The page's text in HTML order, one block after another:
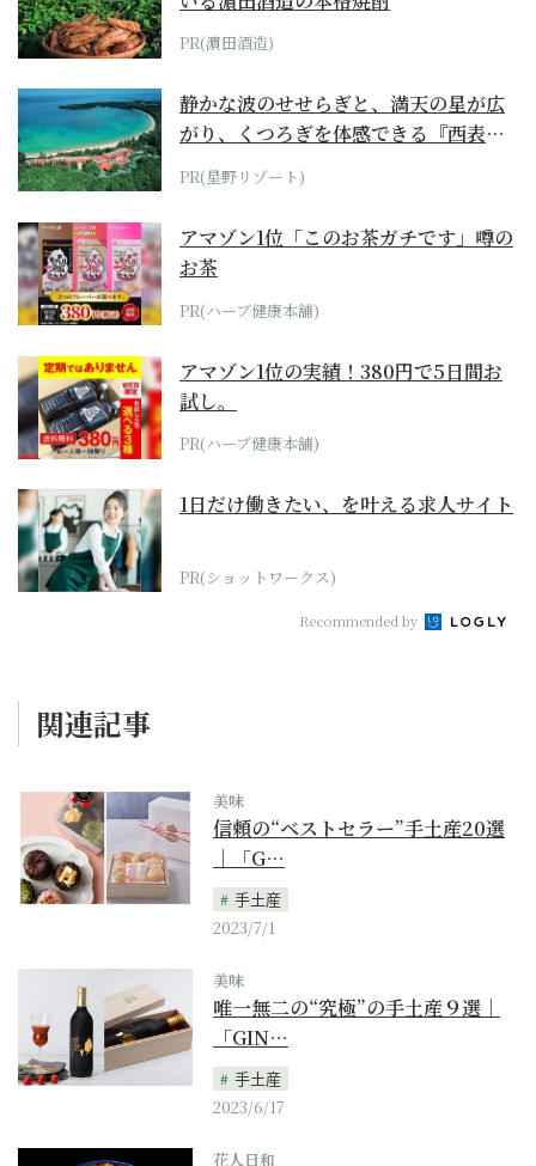
PR(濵田酒造)
静かな波のせせらぎと、満天の星が広
がり、くつろぎを体感できる『西表島
ホテル by...
PR(星野リゾート)
アマゾン1位「このお茶ガチです」噂の
お茶
PR(ハーブ健康本舗)
アマゾン1位の実績！380円で5日間お
試し。
PR(ハーブ健康本舗)
1日だけ働きたい、を叶える求人サイト
PR(ショットワークス)
Recommended by
関連記事
美味
信頼の“ベストセラー”手土産20選
｜「G…
手土産
2023/7/1
美味
唯一無二の“究極”の手土産９選｜
「GIN…
手土産
2023/6/17
花人日和